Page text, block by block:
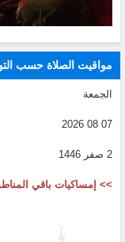
مواقيت الصلاة حسب
الجمعة
07 08 2026
2 صفر 1446
>> إمساكيات باقي